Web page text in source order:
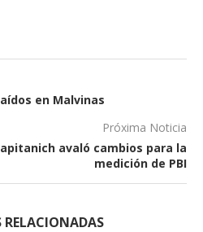
en Malvinas
Próxima Noticia
avaló cambios para la
medición de PBI